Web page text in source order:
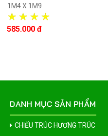
1M4 X 1M9
585.000 đ
DANH MỤC SẢN PHẨM
CHIẾU TRÚC HƯƠNG TRÚC